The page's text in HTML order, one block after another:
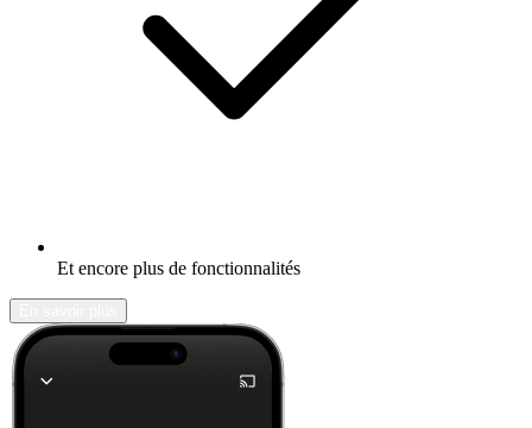
Et encore plus de fonctionnalités